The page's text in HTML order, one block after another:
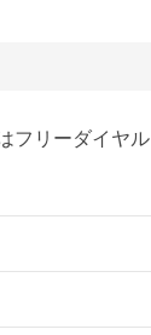
フリーダイヤル